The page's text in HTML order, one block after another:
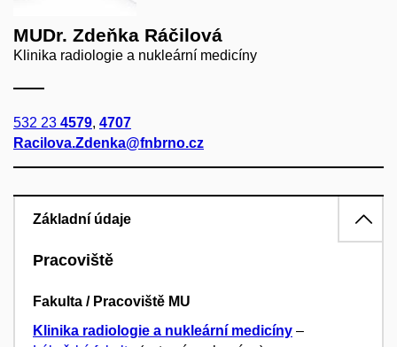
MUDr. Zdeňka Ráčilová
Klinika radiologie a nukleární medicíny
532 23 4579, 4707
Racilova.Zdenka@fnbrno.cz
Základní údaje
Pracoviště
Fakulta / Pracoviště MU
Klinika radiologie a nukleární medicíny –